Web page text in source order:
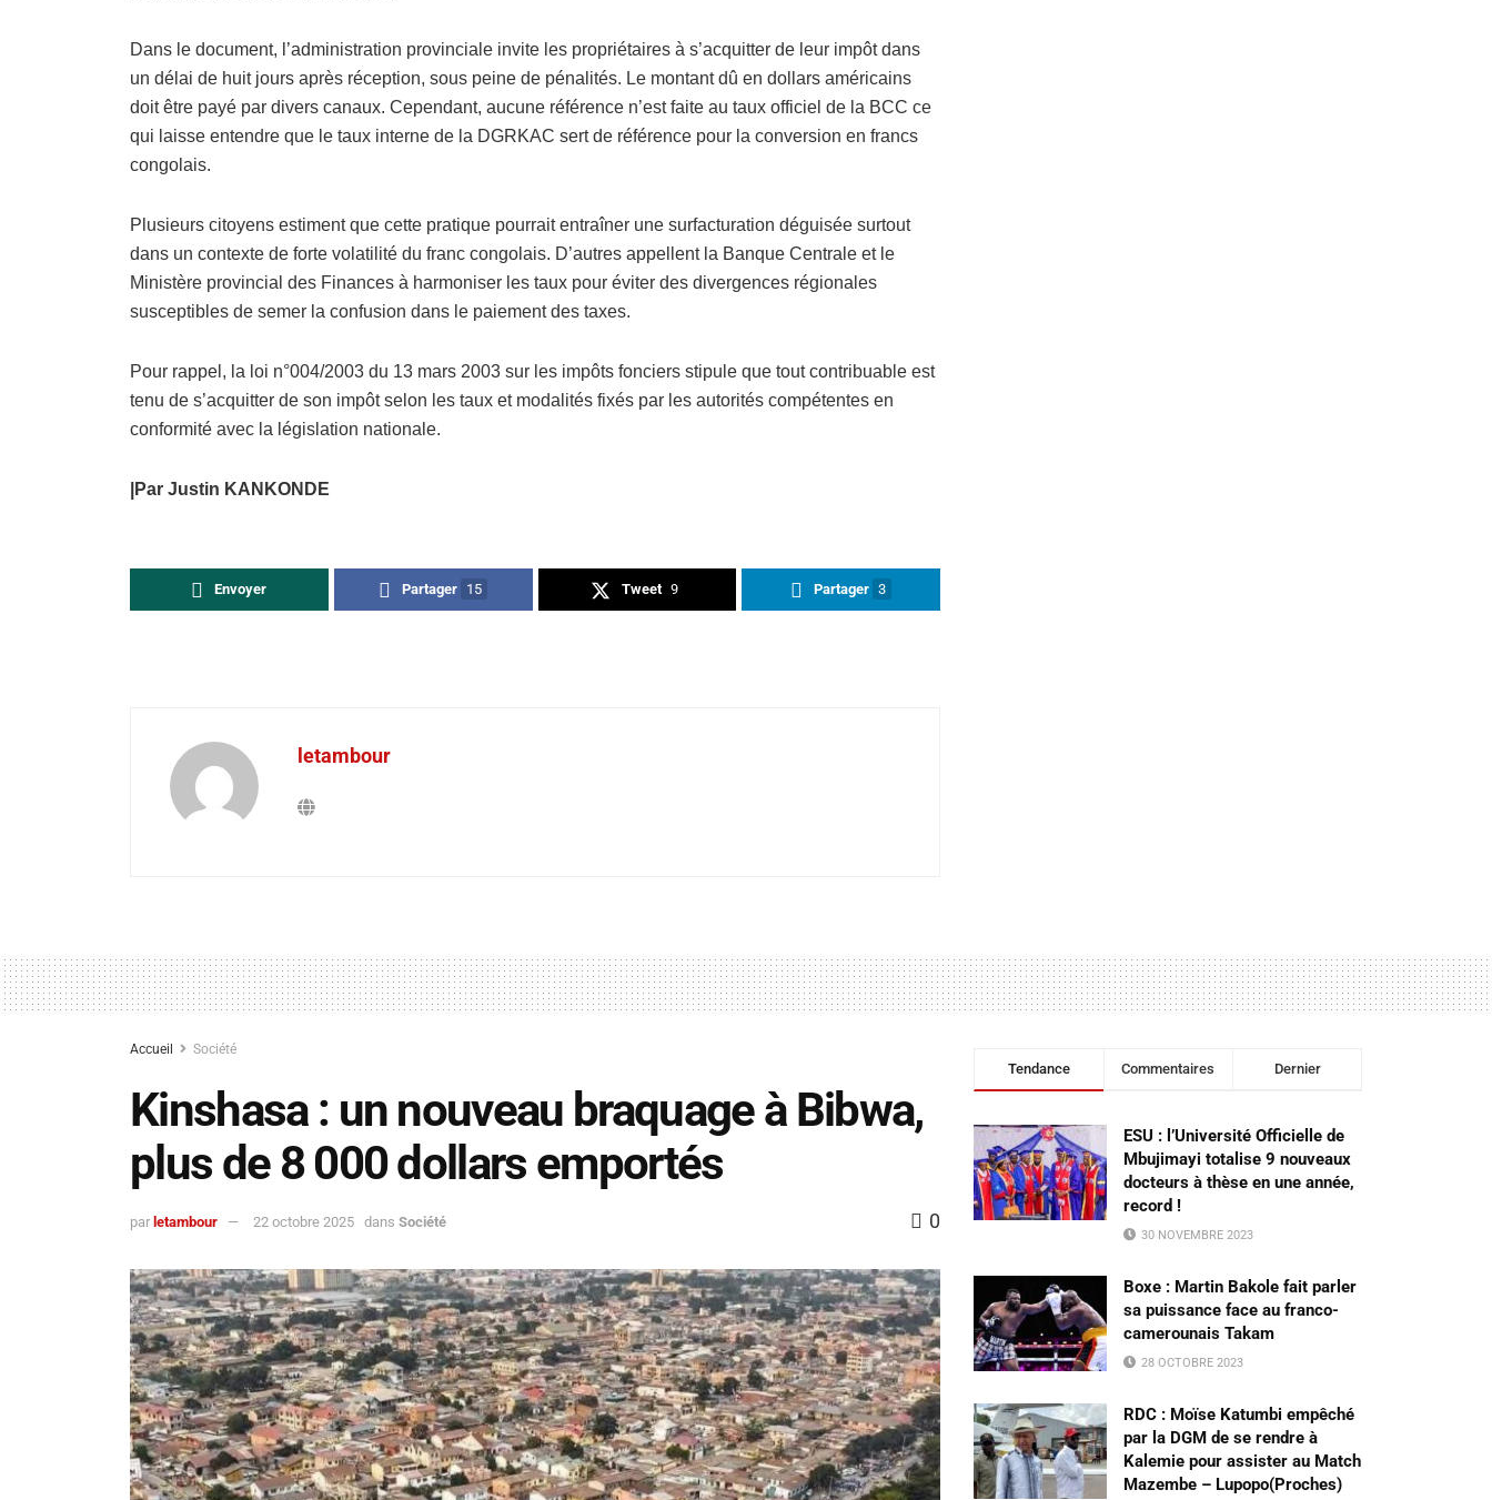
Dans le document, l’administration provinciale invite les propriétaires à s’acquitter de leur impôt dans
un délai de huit jours après réception, sous peine de pénalités. Le montant dû en dollars américains
doit être payé par divers canaux. Cependant, aucune référence n’est faite au taux officiel de la BCC ce
qui laisse entendre que le taux interne de la DGRKAC sert de référence pour la conversion en francs
congolais.
Plusieurs citoyens estiment que cette pratique pourrait entraîner une surfacturation déguisée surtout
dans un contexte de forte volatilité du franc congolais. D’autres appellent la Banque Centrale et le
Ministère provincial des Finances à harmoniser les taux pour éviter des divergences régionales
susceptibles de semer la confusion dans le paiement des taxes.
Pour rappel, la loi n°004/2003 du 13 mars 2003 sur les impôts fonciers stipule que tout contribuable est
tenu de s’acquitter de son impôt selon les taux et modalités fixés par les autorités compétentes en
conformité avec la législation nationale.
|Par Justin KANKONDE
Envoyer Partager 15 Tweet 9 Partager 3
letambour
Accueil Société
Kinshasa : un nouveau braquage à Bibwa,
plus de 8 000 dollars emportés
par letambour 22 octobre 2025 dans Société 0
Tendance Commentaires Dernier
ESU : l’Université Officielle de
Mbujimayi totalise 9 nouveaux
docteurs à thèse en une année,
record !
30 NOVEMBRE 2023
Boxe : Martin Bakole fait parler
sa puissance face au franco-
camerounais Takam
28 OCTOBRE 2023
RDC : Moïse Katumbi empêché
par la DGM de se rendre à
Kalemie pour assister au Match
Mazembe – Lupopo(Proches)